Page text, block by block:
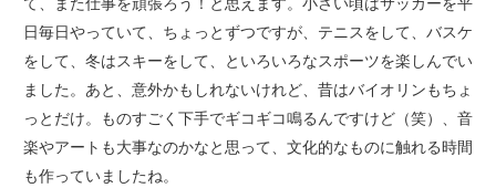
日毎日やっていて、ちょっとずつですが、テニスをして、バスケ
をして、冬はスキーをして、といろいろなスポーツを楽しんでい
ました。あと、意外かもしれないけれど、昔はバイオリンもちょ
っとだけ。ものすごく下手でギコギコ鳴るんですけど（笑）、音
楽やアートも大事なのかなと思って、文化的なものに触れる時間
も作っていましたね。